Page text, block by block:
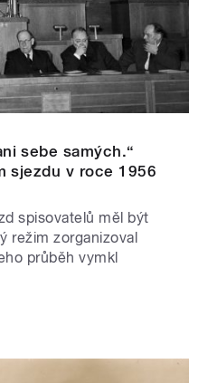
sebe samých.“
sjezdu v roce 1956
spisovatelů měl být
režim zorganizoval
průběh vymkl